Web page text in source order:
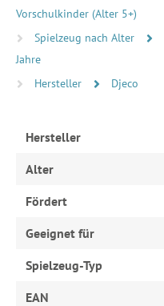
Vorschulkinder (Alter 5+)
Spielzeug nach Alter
Jahre
Hersteller
Djeco
Hersteller
Alter
Fördert
Geeignet für
Spielzeug-Typ
EAN